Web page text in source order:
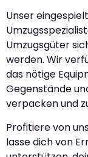
Unser
Umzugsgüter
werden. Wir
das nötige
Gegenstände
verpacken und
Profitiere von
lasse dich von